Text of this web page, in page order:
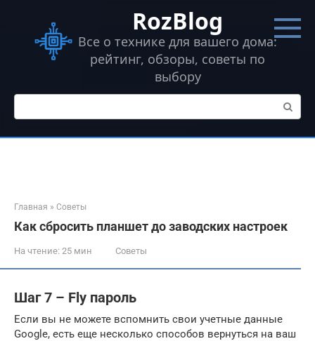
контенту
RozBlog
Все о технике для вашего дома:
рейтинг, обзоры, советы по
выбору
Поиск:
Главная » Советы
Как сбросить планшет до заводских настроек
На чтение: 25 мин Советы
Шаг 7 – Fly пароль
Если вы не можете вспомнить свои учетные данные
Google, есть еще несколько способов вернуться на ваш